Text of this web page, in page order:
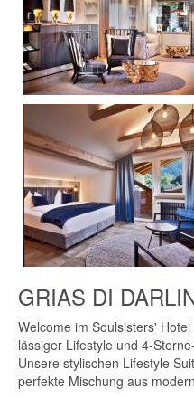
GRIAS DI
Welcome im Soulsisters'
lässiger Lifestyle und 4-
Unsere stylischen Lifestyle
perfekte Mischung aus